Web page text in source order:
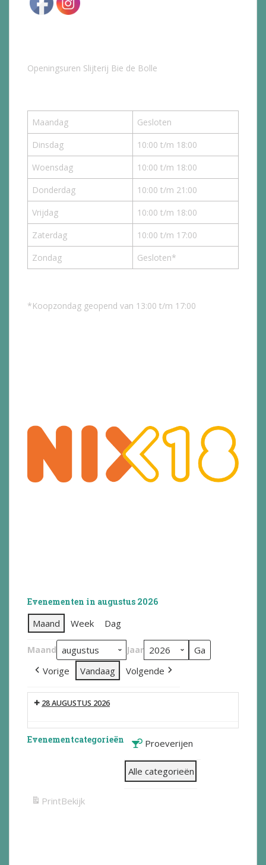
Openingsuren Slijterij Bie de Bolle
Maandag
Gesloten
Dinsdag
10:00 t/m 18:00
Woensdag
10:00 t/m 18:00
Donderdag
10:00 t/m 21:00
Vrijdag
10:00 t/m 18:00
Zaterdag
10:00 t/m 17:00
Zondag
Gesloten*
*Koopzondag geopend van 13:00 t/m 17:00
Evenementen in augustus 2026
Maand Week Dag
Maand Jaar
Vorige Vandaag Volgende
28 AUGUSTUS 2026
Evenementcategorieën Proeverijen
Alle categorieën
PrintBekijk